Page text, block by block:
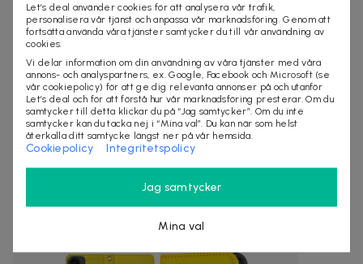
Säljes av
Nordmagasinet.com
Organisationsnummer :556905-5238
KÖP
Andra som kollat på dealen ovan tittar även
på
Let’s deal använder cookies för att analysera vår trafik,
personalisera vår tjänst och anpassa vår marknadsföring. Genom att
fortsätta använda våra tjänster samtycker du till vår användning av
cookies.
Vi delar information om din användning av våra tjänster med våra
annons- och analyspartners, ex. Google, Facebook och Microsoft (se
vår cookiepolicy) för att ge dig relevanta annonser på och utanför
Let’s deal och för att förstå hur vår marknadsföring presterar. Om du
samtycker till detta klickar du på “Jag samtycker”. Om du inte
samtycker kan du tacka nej i “Mina val”. Du kan när som helst
återkalla ditt samtycke längst ner på vår hemsida.
Cookiepolicy Integritetspolicy
Jag samtycker
Mina val